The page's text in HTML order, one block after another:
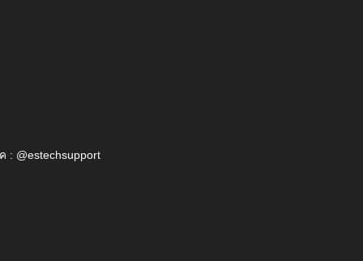
: @estechsupport